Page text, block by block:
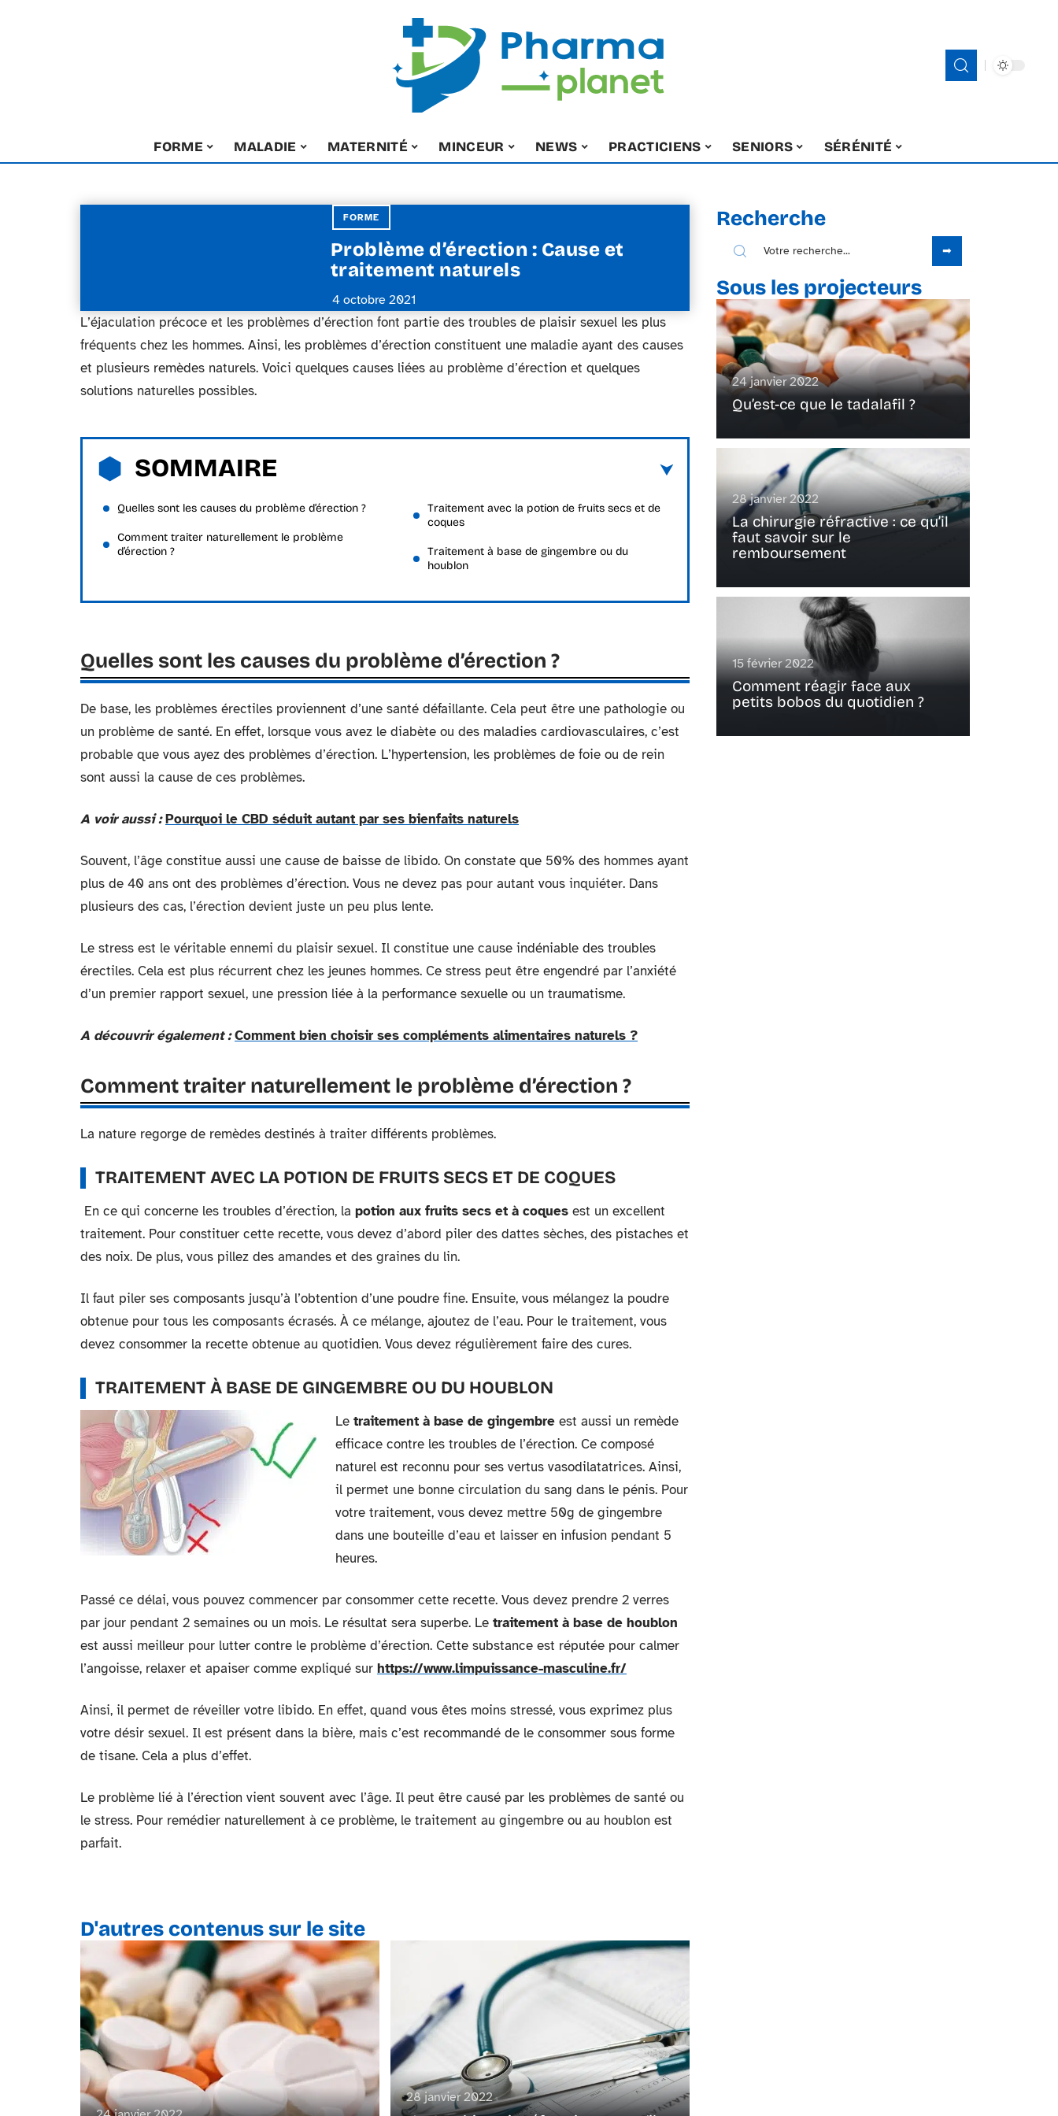
FORME MALADIE MATERNITÉ MINCEUR NEWS PRACTICIENS SENIORS SÉRÉNITÉ
FORME
Problème d’érection : Cause et
traitement naturels
4 octobre 2021
L’éjaculation précoce et les problèmes d’érection font partie des troubles de plaisir sexuel les plus
fréquents chez les hommes. Ainsi, les problèmes d’érection constituent une maladie ayant des causes
et plusieurs remèdes naturels. Voici quelques causes liées au problème d’érection et quelques
solutions naturelles possibles.
SOMMAIRE
Quelles sont les causes du problème d’érection ?
Comment traiter naturellement le problème
d’érection ?
Traitement avec la potion de fruits secs et de
coques
Traitement à base de gingembre ou du
houblon
Quelles sont les causes du problème d’érection ?
De base, les problèmes érectiles proviennent d’une santé défaillante. Cela peut être une pathologie ou
un problème de santé. En effet, lorsque vous avez le diabète ou des maladies cardiovasculaires, c’est
probable que vous ayez des problèmes d’érection. L’hypertension, les problèmes de foie ou de rein
sont aussi la cause de ces problèmes.
A voir aussi : Pourquoi le CBD séduit autant par ses bienfaits naturels
Souvent, l’âge constitue aussi une cause de baisse de libido. On constate que 50% des hommes ayant
plus de 40 ans ont des problèmes d’érection. Vous ne devez pas pour autant vous inquiéter. Dans
plusieurs des cas, l’érection devient juste un peu plus lente.
Le stress est le véritable ennemi du plaisir sexuel. Il constitue une cause indéniable des troubles
érectiles. Cela est plus récurrent chez les jeunes hommes. Ce stress peut être engendré par l’anxiété
d’un premier rapport sexuel, une pression liée à la performance sexuelle ou un traumatisme.
A découvrir également : Comment bien choisir ses compléments alimentaires naturels ?
Comment traiter naturellement le problème d’érection ?
La nature regorge de remèdes destinés à traiter différents problèmes.
TRAITEMENT AVEC LA POTION DE FRUITS SECS ET DE COQUES
En ce qui concerne les troubles d’érection, la potion aux fruits secs et à coques est un excellent
traitement. Pour constituer cette recette, vous devez d’abord piler des dattes sèches, des pistaches et
des noix. De plus, vous pillez des amandes et des graines du lin.
Il faut piler ses composants jusqu’à l’obtention d’une poudre fine. Ensuite, vous mélangez la poudre
obtenue pour tous les composants écrasés. À ce mélange, ajoutez de l’eau. Pour le traitement, vous
devez consommer la recette obtenue au quotidien. Vous devez régulièrement faire des cures.
TRAITEMENT À BASE DE GINGEMBRE OU DU HOUBLON
Le traitement à base de gingembre est aussi un remède
efficace contre les troubles de l’érection. Ce composé
naturel est reconnu pour ses vertus vasodilatatrices. Ainsi,
il permet une bonne circulation du sang dans le pénis. Pour
votre traitement, vous devez mettre 50g de gingembre
dans une bouteille d’eau et laisser en infusion pendant 5
heures.
Passé ce délai, vous pouvez commencer par consommer cette recette. Vous devez prendre 2 verres
par jour pendant 2 semaines ou un mois. Le résultat sera superbe. Le traitement à base de houblon
est aussi meilleur pour lutter contre le problème d’érection. Cette substance est réputée pour calmer
l’angoisse, relaxer et apaiser comme expliqué sur https://www.limpuissance-masculine.fr/
Ainsi, il permet de réveiller votre libido. En effet, quand vous êtes moins stressé, vous exprimez plus
votre désir sexuel. Il est présent dans la bière, mais c’est recommandé de le consommer sous forme
de tisane. Cela a plus d’effet.
Le problème lié à l’érection vient souvent avec l’âge. Il peut être causé par les problèmes de santé ou
le stress. Pour remédier naturellement à ce problème, le traitement au gingembre ou au houblon est
parfait.
D'autres contenus sur le site
28 janvier 2022
Recherche
Sous les projecteurs
24 janvier 2022
Qu’est-ce que le tadalafil ?
28 janvier 2022
La chirurgie réfractive : ce qu’il
faut savoir sur le
remboursement
15 février 2022
Comment réagir face aux
petits bobos du quotidien ?